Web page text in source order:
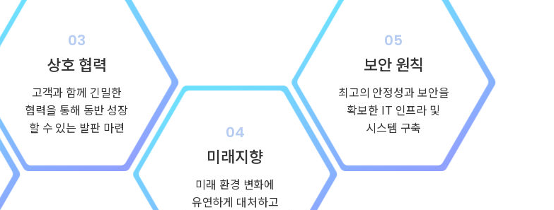
상호 협력
고객과 함께 긴밀한
협력을 통해 동반 성장
할 수 있는 발판 마련
미래지향
미래 환경 변화에
유연하게 대처하고
보안 원칙
최고의 안정성과 보안을
확보한 IT 인프라 및
시스템 구축